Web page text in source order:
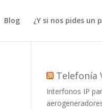
Blog ¿Y si nos pides un
Telefonía
Interfonos IP